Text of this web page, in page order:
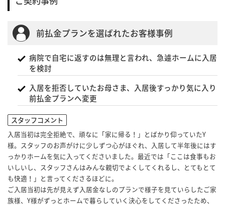
前払金プランを選ばれたお客様事例
病院で自宅に返すのは無理と言われ、急遽ホームに入居
を検討
入居を拒否していたお母さま、入居後すっかり気に入り
前払金プランへ変更
スタッフコメント
入居当初は完全拒絶で、頑なに「家に帰る！」とばかり仰っていたY
様。スタッフのお声がけに少しずつ心がほぐれ、入居して半年後にはす
っかりホームを気に入ってくださいました。最近では「ここは食事もお
いしいし、スタッフさんはみんな親切でよくしてくれるし、とてもとて
も快適！」と言ってくださるほどに。
ご入居当初は先が見えず入居金なしのプランで様子を見ていらしたご家
族様、Y様がずっとホームで暮らしていく決心をしてくださったため、